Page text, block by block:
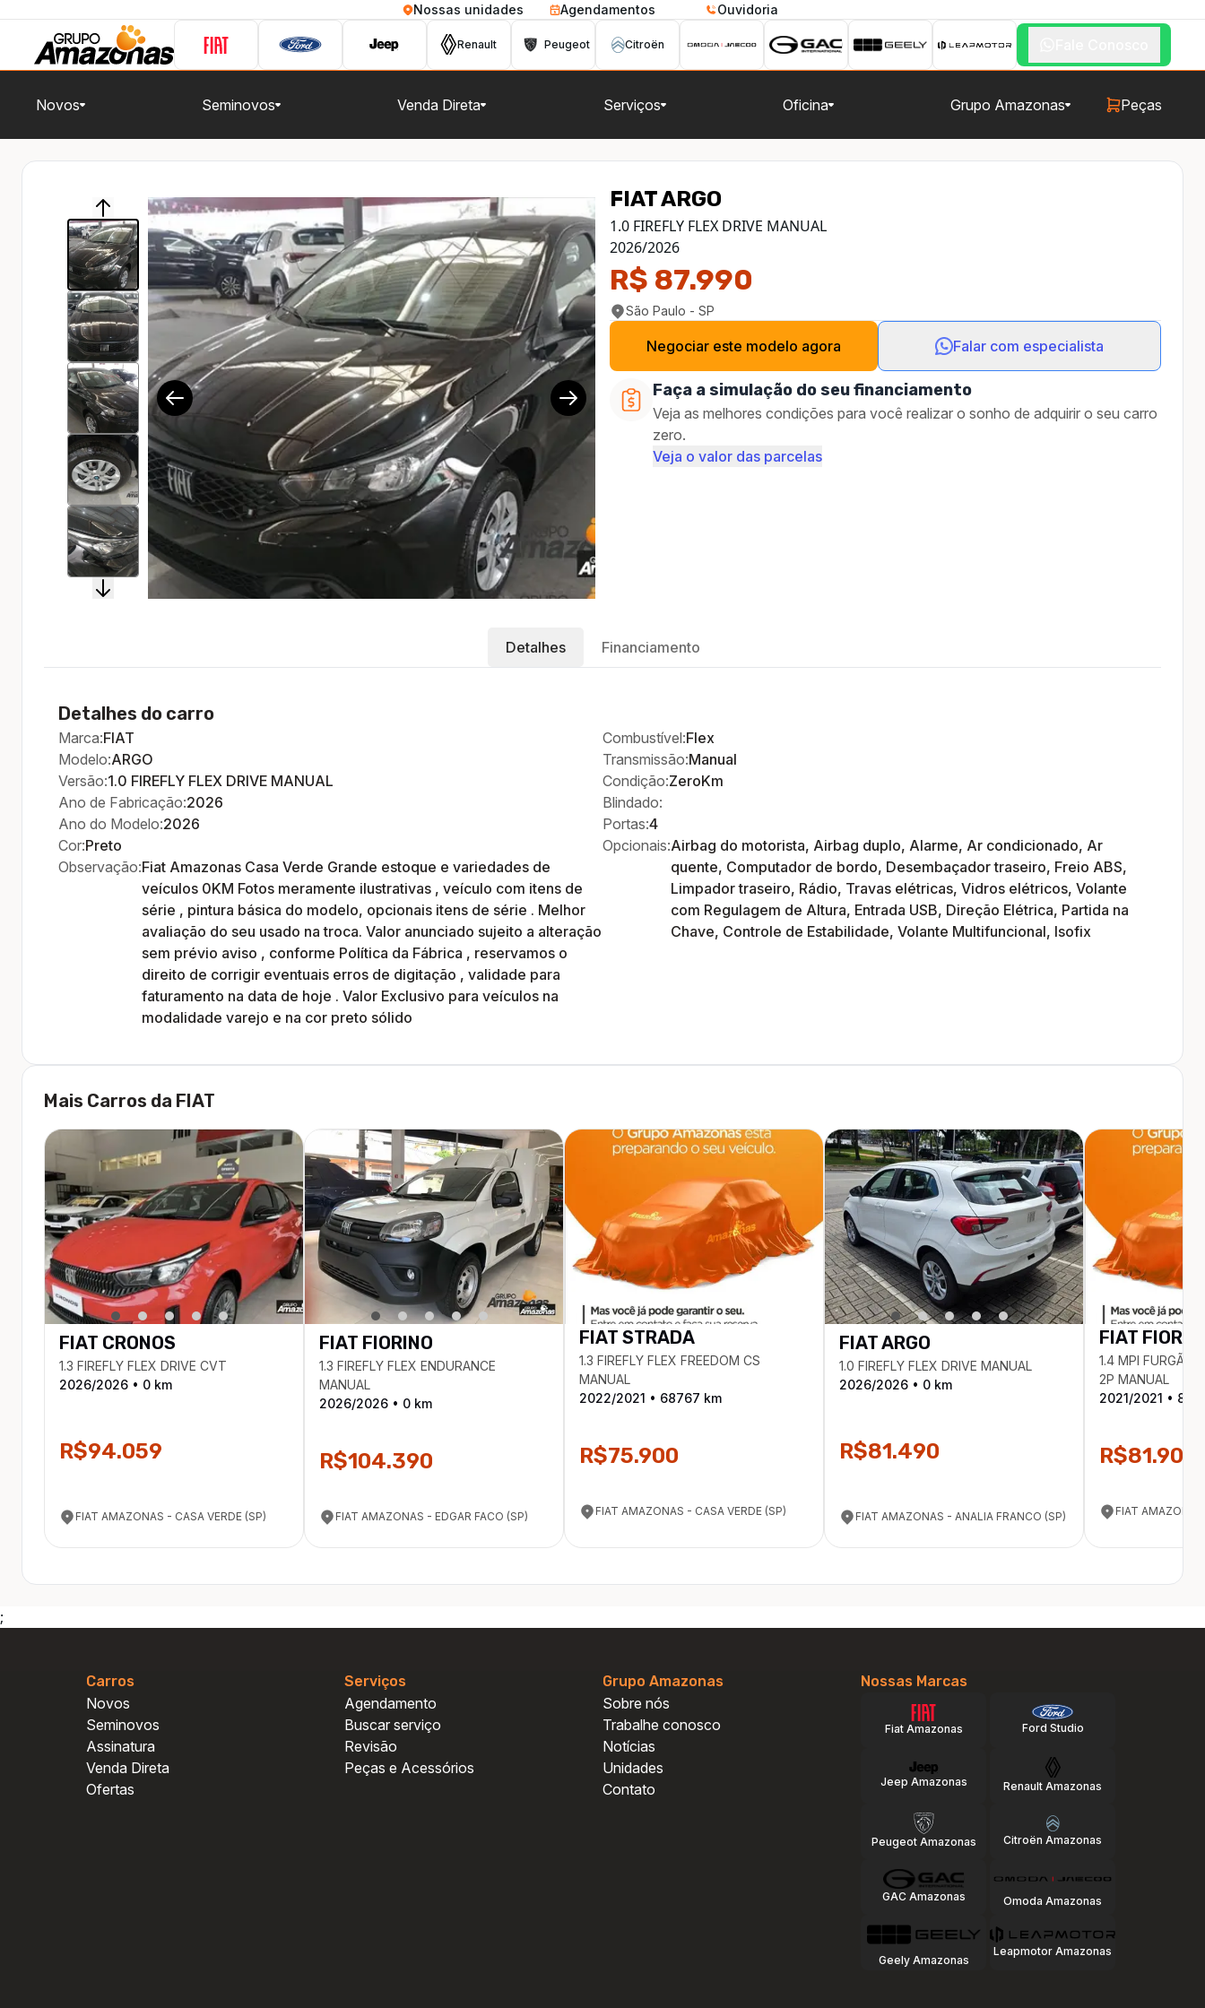
Nossas unidades Agendamentos Ouvidoria
Renault Peugeot Citroën
Agendamento e peças
Vendas Fiat
Vendas Ford
Vendas GAC
Vendas Geely
Vendas Jeep
Vendas Citroën
Vendas Leapmotor
Novos Seminovos Venda Direta Serviços Oficina Grupo Amazonas Peças
Agendamento e peças
Vendas Fiat
Vendas Ford
Vendas GAC
Vendas Geely
Vendas Jeep
Vendas Citroën
Vendas Leapmotor
1/14
FIATARGO
1.0 FIREFLY FLEX DRIVE MANUAL
2026/2026
R$ 87.990
São Paulo - SP
Negociar este modelo agora Falar com especialista
Faça a simulação do seu financiamento
Veja as melhores condições para você realizar o sonho de adquirir o seu carro
zero.
Veja o valor das parcelas
Detalhes Financiamento
Detalhes do carro
Marca:FIAT
Modelo:ARGO
Versão:1.0 FIREFLY FLEX DRIVE MANUAL
Ano de Fabricação:2026
Ano do Modelo:2026
Cor:Preto
Observação:Fiat Amazonas Casa Verde Grande estoque e variedades de
veículos 0KM Fotos meramente ilustrativas , veículo com itens de
série , pintura básica do modelo, opcionais itens de série . Melhor
avaliação do seu usado na troca. Valor anunciado sujeito a alteração
sem prévio aviso , conforme Política da Fábrica , reservamos o
direito de corrigir eventuais erros de digitação , validade para
faturamento na data de hoje . Valor Exclusivo para veículos na
modalidade varejo e na cor preto sólido
Combustível:Flex
Transmissão:Manual
Condição:ZeroKm
Blindado:
Portas:4
Opcionais:Airbag do motorista, Airbag duplo, Alarme, Ar condicionado, Ar
quente, Computador de bordo, Desembaçador traseiro, Freio ABS,
Limpador traseiro, Rádio, Travas elétricas, Vidros elétricos, Volante
com Regulagem de Altura, Entrada USB, Direção Elétrica, Partida na
Chave, Controle de Estabilidade, Volante Multifuncional, Isofix
Mais Carros da FIAT
FIAT CRONOS
1.3 FIREFLY FLEX DRIVE CVT
2026/2026 • 0 km
R$94.059
FIAT AMAZONAS - CASA VERDE (SP)
FIAT FIORINO
1.3 FIREFLY FLEX ENDURANCE
MANUAL
2026/2026 • 0 km
R$104.390
FIAT AMAZONAS - EDGAR FACO (SP)
FIAT STRADA
1.3 FIREFLY FLEX FREEDOM CS
MANUAL
2022/2021 • 68767 km
R$75.900
FIAT AMAZONAS - CASA VERDE (SP)
FIATARGO
1.0 FIREFLY FLEX DRIVE MANUAL
2026/2026 • 0 km
R$81.490
FIAT AMAZONAS - ANALIA FRANCO (SP)
FIAT
1.4 MPI FURGÃO
2P MANUAL
2021/2021 •
R$81.900
FIAT
;
Carros
Novos
Seminovos
Assinatura
Venda Direta
Ofertas
Serviços
Agendamento
Buscar serviço
Revisão
Peças e Acessórios
Grupo Amazonas
Sobre nós
Trabalhe conosco
Notícias
Unidades
Contato
Nossas Marcas
Fiat Amazonas
Jeep Amazonas
Peugeot Amazonas
GAC Amazonas
Geely Amazonas
Ford Studio
Renault Amazonas
Citroën Amazonas
Omoda Amazonas
Leapmotor Amazonas